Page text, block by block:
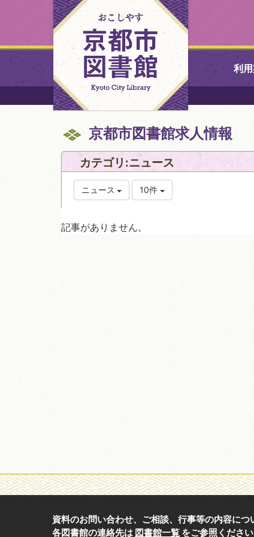
利
中央図書
北図書館
山科図書
京都市図書館求人情報
カテゴリ:ニュース
ニュース 10件
記事がありません。
資料のお問い合わせ、ご相談、行事等の内容につ
各図書館の連絡先は 図書館一覧 をご参照ください